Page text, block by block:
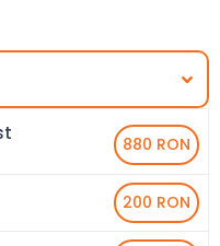
880 RON
200 RON